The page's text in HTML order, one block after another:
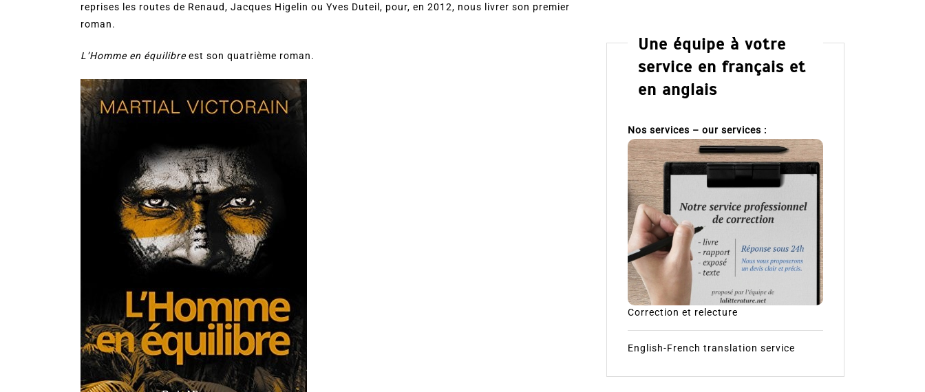
reprises les routes de Renaud, Jacques Higelin ou Yves Duteil, pour, en 2012, nous livrer son premier
roman.
L’Homme en équilibre est son quatrième roman.
Une équipe à votre
service en français et
en anglais
Nos services – our services :
Correction et relecture
English-French translation service